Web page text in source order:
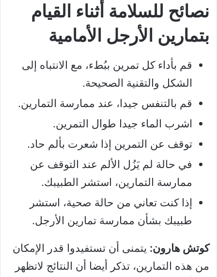
نصائح للسلامة أثناء القيام
بتمارين الأرجل الأمامية
قم بأداء كل تمرين ببُطء، مع الانتباه إلى
الشكل والتقنية الصحيحة.
قم بالتنفس جيدا، عند ممارسة التمارين.
اشرب الماء جيدا طوال التمرين.
توقف عن التمرين إذا شعرت بألم حاد.
في حالة لم يَزُل الألم عند التوقف عن
ممارسة التمارين، استشر الطبيبك.
إذا كنت تعاني من حالة صحية، استشر
طبيبك بشأن ممارسة تمارين الأرجل.
كوتش هارون: يتمنى أن تستفيدوا قدر الإمكان
من هذه التمارين، تذكر أيضا أن النتائج لاتظهر